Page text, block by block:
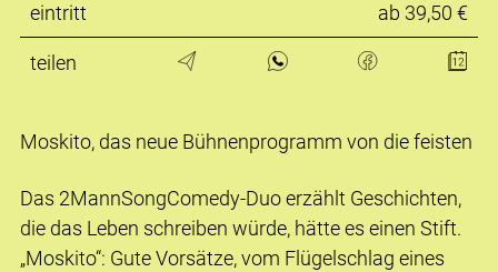
eintritt
ab 39,50 €
teilen
Moskito, das neue Bühnenprogramm von die feisten
Das 2MannSongComedy-Duo erzählt Geschichten,
die das Leben schreiben würde, hätte es einen Stift.
„Moskito“: Gute Vorsätze, vom Flügelschlag eines